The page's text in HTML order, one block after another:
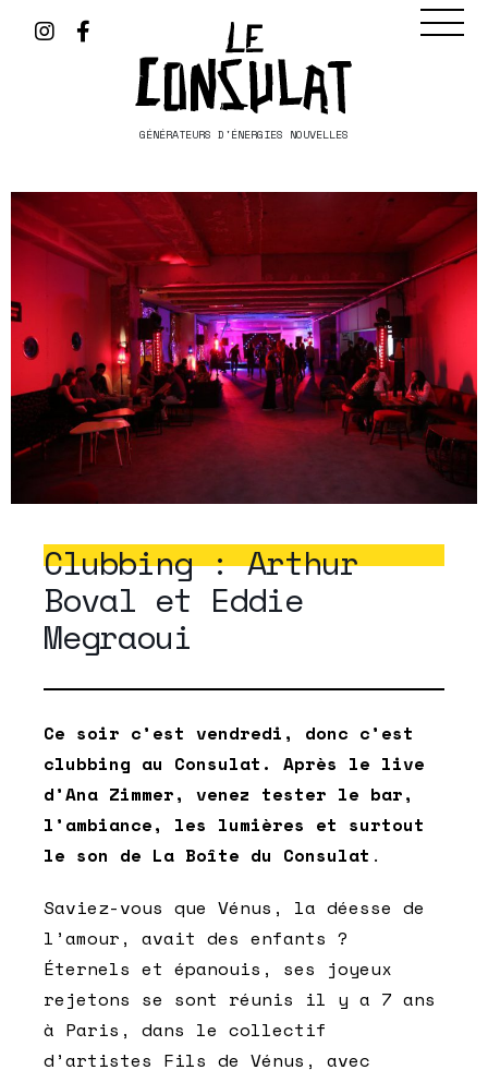
GÉNÉRATEURS D'ÉNERGIES NOUVELLES
Clubbing : Arthur
Boval et Eddie
Megraoui
Ce soir c’est vendredi, donc c’est
clubbing au Consulat. Après le live
d’Ana Zimmer, venez tester le bar,
l’ambiance, les lumières et surtout
le son de La Boîte du Consulat .
Saviez-vous que Vénus, la déesse de
l’amour, avait des enfants ?
Éternels et épanouis, ses joyeux
rejetons se sont réunis il y a 7 ans
à Paris, dans le collectif
d’artistes Fils de Vénus, avec